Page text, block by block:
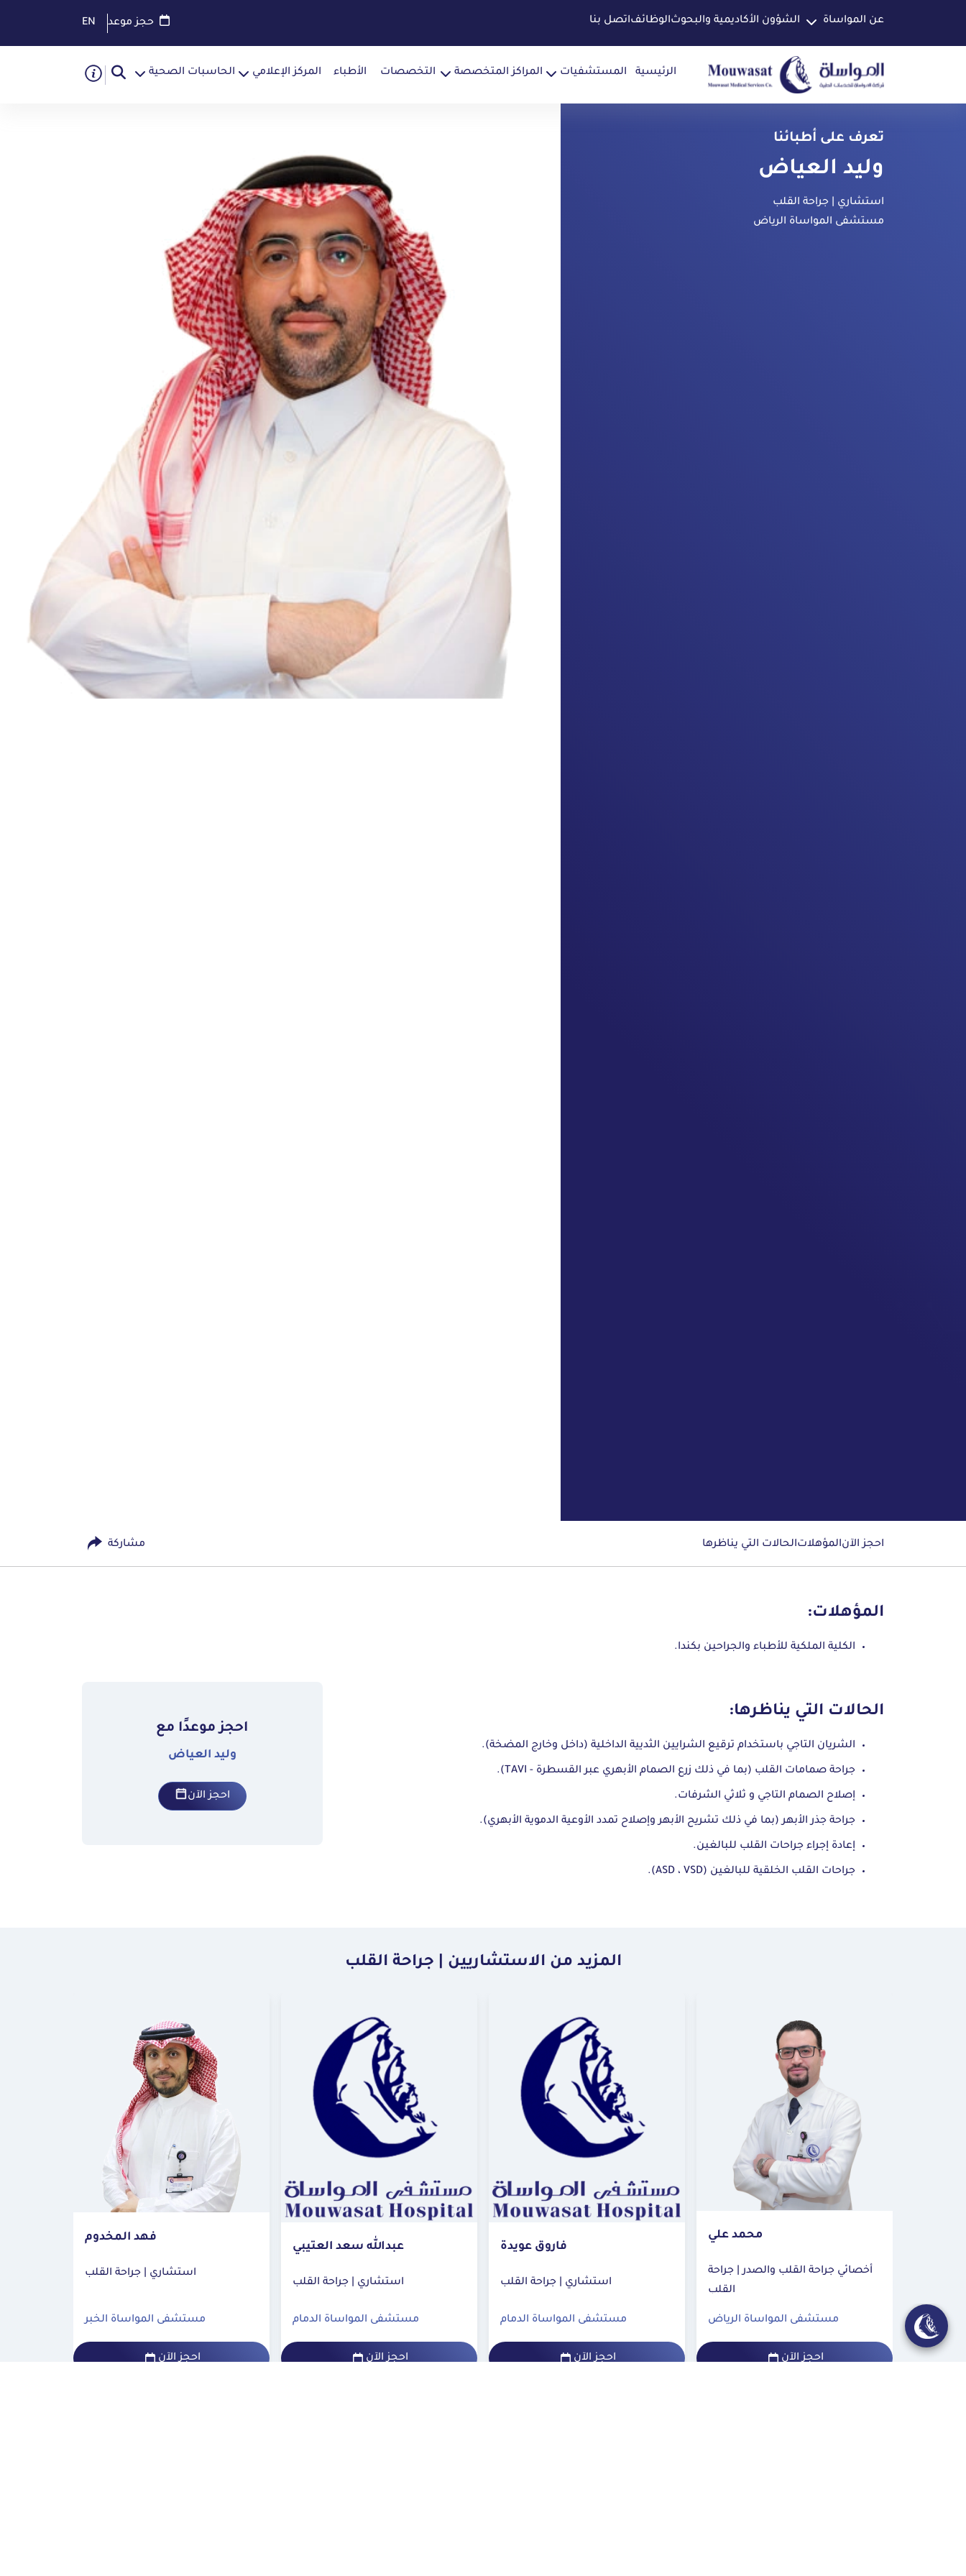
عن المواساة الشؤون الأكاديمية والبحوثالوظائفاتصل بنا حجز موعد EN
الرئيسية المستشفيات المراكز المتخصصة التخصصات الأطباء المركز الإعلامي الحاسبات الصحية
تعرف على أطبائنا
وليد العياض
استشاري | جراحة القلب
مستشفى المواساة الرياض
احجز الآنالمؤهلاتالحالات التي يناظرها مشاركة
المؤهلات:
الكلية الملكية للأطباء والجراحين بكندا.
الحالات التي يناظرها:
الشريان التاجي باستخدام ترقيع الشرايين الثديية الداخلية (داخل وخارج المضخة).
جراحة صمامات القلب (بما في ذلك زرع الصمام الأبهري عبر القسطرة - TAVI).
إصلاح الصمام التاجي و ثلاثي الشرفات.
جراحة جذر الأبهر (بما في ذلك تشريح الأبهر وإصلاح تمدد الأوعية الدموية الأبهري).
إعادة إجراء جراحات القلب للبالغين.
جراحات القلب الخلقية للبالغين (ASD ، VSD).
احجز موعدًا مع
وليد العياض
احجز الآن
المزيد من الاستشاريين | جراحة القلب
محمد علي
أخصائي جراحة القلب والصدر | جراحة
القلب
مستشفى المواساة الرياض
احجز الآن
فاروق عويدة
استشاري | جراحة القلب
مستشفى المواساة الدمام
احجز الآن
عبدالله سعد العتيبي
استشاري | جراحة القلب
مستشفى المواساة الدمام
احجز الآن
فهد المخدوم
استشاري | جراحة القلب
مستشفى المواساة الخبر
احجز الآن